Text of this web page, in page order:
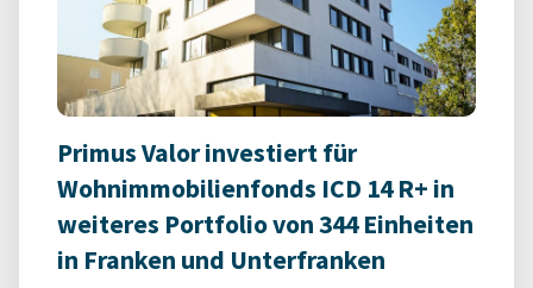
Primus Valor investiert für
Wohnimmobilienfonds ICD 14 R+ in
weiteres Portfolio von 344 Einheiten
in Franken und Unterfranken